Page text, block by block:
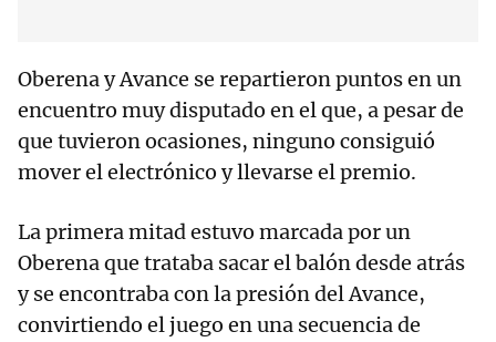
Oberena y Avance se repartieron puntos en un
encuentro muy disputado en el que, a pesar de
que tuvieron ocasiones, ninguno consiguió
mover el electrónico y llevarse el premio.
La primera mitad estuvo marcada por un
Oberena que trataba sacar el balón desde atrás
y se encontraba con la presión del Avance,
convirtiendo el juego en una secuencia de